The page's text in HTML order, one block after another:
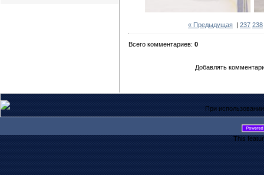
« Предыдущая | 237 238
Всего комментариев: 0
Добавлять
При
This